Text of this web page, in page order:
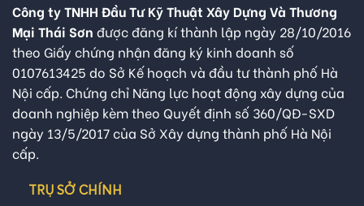
Công ty TNHH Đầu Tư Kỹ Thuật Xây Dựng Và Thương
Mại Thái Sơn được đăng kí thành lập ngày 28/10/2016
theo Giấy chứng nhận đăng ký kinh doanh số
0107613425 do Sở Kế hoạch và đầu tư thành phố Hà
Nội cấp. Chứng chỉ Năng lực hoạt động xây dựng của
doanh nghiệp kèm theo Quyết định số 360/QĐ-SXD
ngày 13/5/2017 của Sở Xây dựng thành phố Hà Nội
cấp.
TRỤ SỞ CHÍNH